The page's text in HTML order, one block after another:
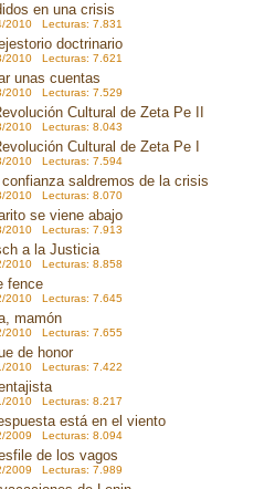
en una crisis
2010 Lecturas: 7.831
doctrinario
2010 Lecturas: 7.621
unas cuentas
2010 Lecturas: 7.529
Cultural de Zeta Pe II
2010 Lecturas: 8.043
Cultural de Zeta Pe I
2010 Lecturas: 7.594
saldremos de la crisis
2010 Lecturas: 8.070
se viene abajo
2010 Lecturas: 7.913
a la Justicia
2010 Lecturas: 8.858
fence
2010 Lecturas: 7.645
mamón
2010 Lecturas: 7.655
de honor
2010 Lecturas: 7.422
2010 Lecturas: 8.217
está en el viento
2009 Lecturas: 8.094
de los vagos
2009 Lecturas: 7.989